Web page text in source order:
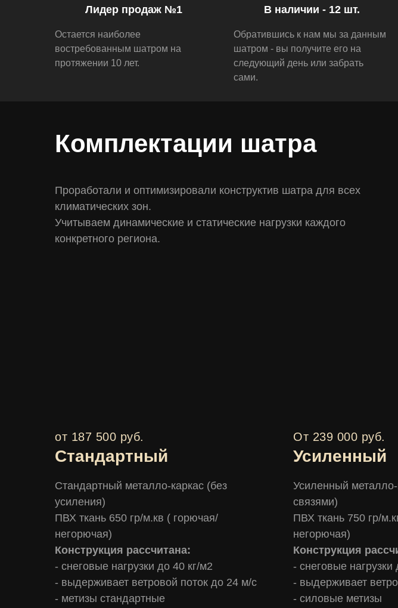
Лидер продаж №1
Остается наиболее
востребованным шатром на
протяжении 10 лет.
В наличии - 12 шт.
Обратившись к нам мы за данным
шатром - вы получите его на
следующий день или забрать
сами.
Комплектации шатра
Проработали и оптимизировали конструктив шатра для всех
климатических зон.
Учитываем динамические и статические нагрузки каждого
конкретного региона.
от 187 500 руб.
Стандартный
Стандартный металло-каркас (без
усиления)
ПВХ ткань 650 гр/м.кв ( горючая/
негорючая)
Конструкция рассчитана:
- снеговые нагрузки до 40 кг/м2
- выдерживает ветровой поток до 24 м/с
- метизы стандартные
От 239 000 руб.
Усиленный
Усиленный металло-
связями)
ПВХ ткань 750 гр/
негорючая)
Конструкция
- снеговые нагрузки
- выдерживает
- силовые метизы